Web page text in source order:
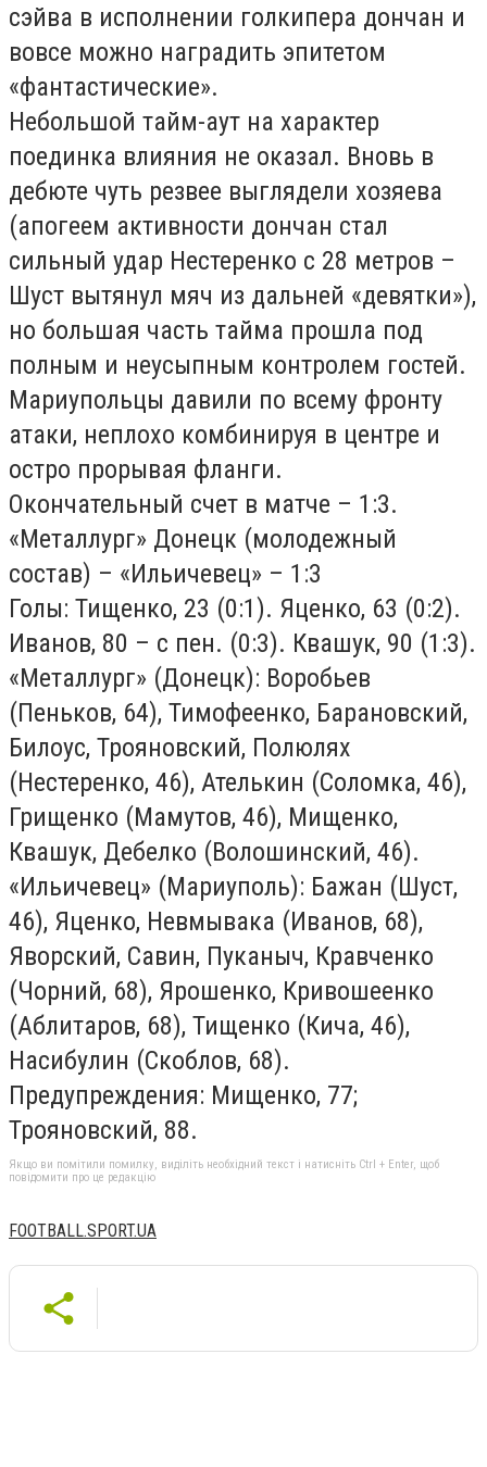
сэйва в исполнении голкипера дончан и
вовсе можно наградить эпитетом
«фантастические».
Небольшой тайм-аут на характер
поединка влияния не оказал. Вновь в
дебюте чуть резвее выглядели хозяева
(апогеем активности дончан стал
сильный удар Нестеренко с 28 метров –
Шуст вытянул мяч из дальней «девятки»),
но большая часть тайма прошла под
полным и неусыпным контролем гостей.
Мариупольцы давили по всему фронту
атаки, неплохо комбинируя в центре и
остро прорывая фланги.
Окончательный счет в матче – 1:3.
«Металлург» Донецк (молодежный
состав) – «Ильичевец» – 1:3
Голы: Тищенко, 23 (0:1). Яценко, 63 (0:2).
Иванов, 80 – с пен. (0:3). Квашук, 90 (1:3).
«Металлург» (Донецк): Воробьев
(Пеньков, 64), Тимофеенко, Барановский,
Билоус, Трояновский, Полюлях
(Нестеренко, 46), Ателькин (Соломка, 46),
Грищенко (Мамутов, 46), Мищенко,
Квашук, Дебелко (Волошинский, 46).
«Ильичевец» (Мариуполь): Бажан (Шуст,
46), Яценко, Невмывака (Иванов, 68),
Яворский, Савин, Пуканыч, Кравченко
(Чорний, 68), Ярошенко, Кривошеенко
(Аблитаров, 68), Тищенко (Кича, 46),
Насибулин (Скоблов, 68).
Предупреждения: Мищенко, 77;
Трояновский, 88.
Якщо ви помітили помилку, виділіть необхідний текст і натисніть Ctrl + Enter, щоб
повідомити про це редакцію
FOOTBALL.SPORT.UA